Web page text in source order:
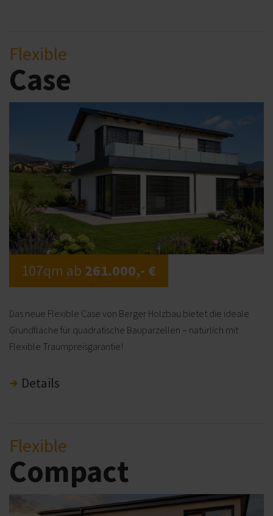
Flexible
Case
107qm ab 261.000,- €
Das neue Flexible Case von Berger Holzbau bietet die ideale
Grundfläche für quadratische Bauparzellen – natürlich mit
Flexible Traumpreisgarantie!
Details
Flexible
Compact